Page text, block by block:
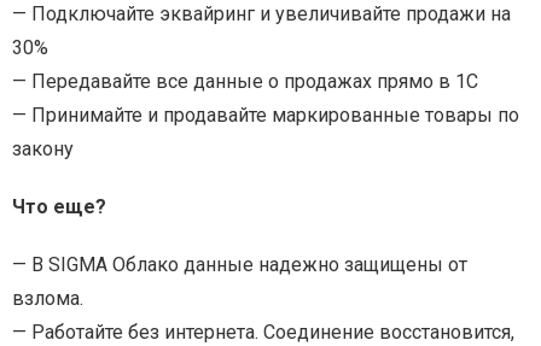
— Подключайте эквайринг и увеличивайте продажи на
30%
— Передавайте все данные о продажах прямо в 1С
— Принимайте и продавайте маркированные товары по
закону
Что еще?
— В SIGMA Облако данные надежно защищены от
взлома.
— Работайте без интернета. Соединение восстановится,